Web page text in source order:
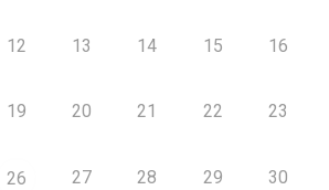
12 13 14 15 16
19 20 21 22 23
26 27 28 29 30